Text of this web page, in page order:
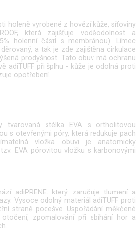
holeně vyrobené z hovězí kůže, síťoviny
která zajišťuje voděodolnost a
holenní části s membránou). Límec
a tak je zde zajištěna cirkulace
prodyšnost. Tato obuv má ochranu
adiTUFF při šplhu - kůže je odolná proti
opotřebení.
tvarovaná stélka EVA s ortholitovou
s otevřenými póry, která redukuje pach
vložka obuvi je anatomicky
EVA pórovitou vložku s karbonovými
adiPRENE, který zaručuje tlumení a
Vysoce odolný materiál adiTUFF proti
straně podešve. Uspořádání měkčené
otočení, zpomalování při sbíhání hor a